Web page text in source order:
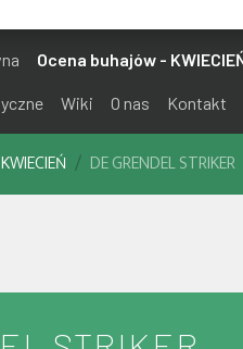
Ocena buhajów -
Wiki O nas Kontakt
DE GRENDEL STRIKER